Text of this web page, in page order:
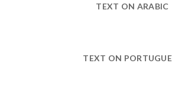
TEXT ON ARABIC
TEXT ON